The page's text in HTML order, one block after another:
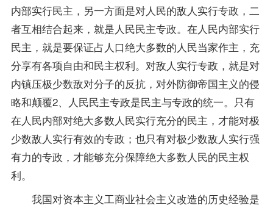
内部实行民主，另一方面是对人民的敌人实行专政，二
者互相结合起来，就是人民民主专政。在人民内部实行
民主，就是要保证占人口绝大多数的人民当家作主，充
分享有各项自由和民主权利。对敌人实行专政，就是对
内镇压极少数敌对分子的反抗，对外防御帝国主义的侵
略和颠覆2、人民民主专政是民主与专政的统一。只有
在人民内部对绝大多数人民实行充分的民主，才能对极
少数敌人实行有效的专政；也只有对极少数敌人实行强
有力的专政，才能够充分保障绝大多数人民的民主权
利。
我国对资本主义工商业社会主义改造的历史经验是